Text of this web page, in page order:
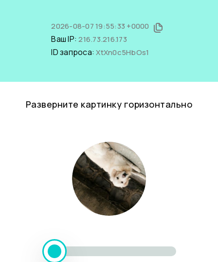
2026-08-07 19:55:33 +0000
Ваш IP:216.73.216.173
ID запроса:XtXn0c5HbOs1
Разверните картинку горизонтально